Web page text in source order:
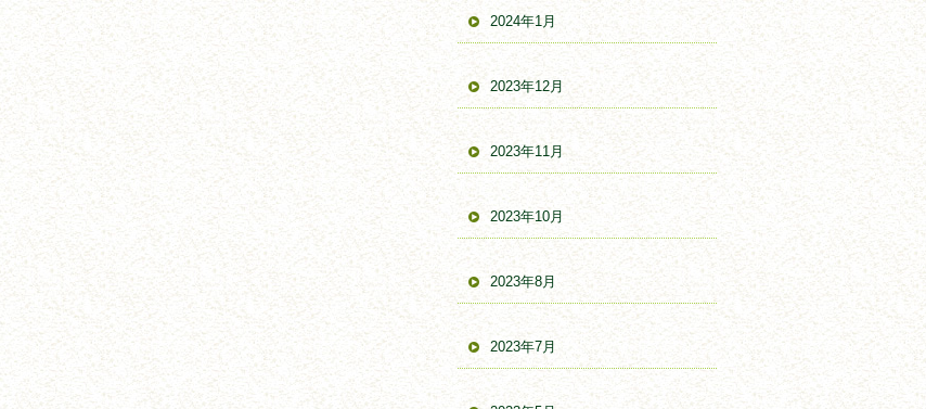
2024年1月
2023年12月
2023年11月
2023年10月
2023年8月
2023年7月